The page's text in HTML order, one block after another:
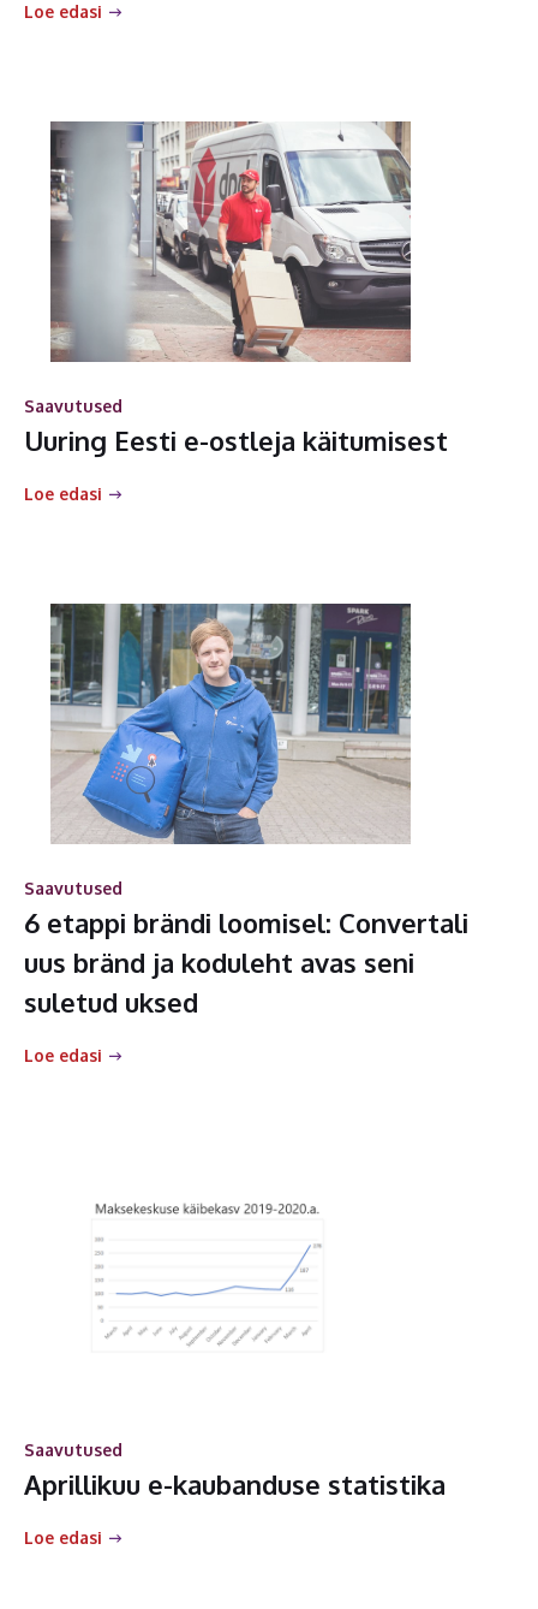
Loe edasi
Saavutused
Uuring Eesti e-ostleja käitumisest
Loe edasi
Saavutused
6 etappi brändi loomisel: Convertali
uus bränd ja koduleht avas seni
suletud uksed
Loe edasi
Saavutused
Aprillikuu e-kaubanduse statistika
Loe edasi